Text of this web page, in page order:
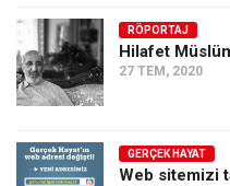
RÖPORTAJ
Hilafet
27 TEM, 2020
GERÇEK HAYAT
Web sitemizi